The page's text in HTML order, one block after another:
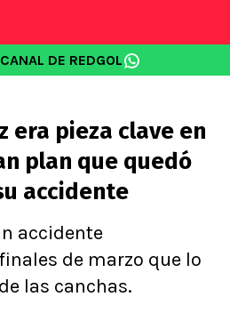
DE REDGOL
era pieza clave en
plan que quedó
accidente
accidente
de marzo que lo
las canchas.